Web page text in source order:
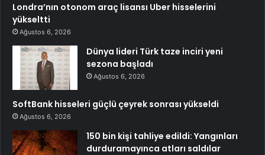
Londra’nın otonom araç lisansı Uber hisselerini
yükseltti
Ağustos 6, 2026
Dünya lideri Türk taze inciri yeni
sezona başladı
Ağustos 6, 2026
SoftBank hisseleri güçlü çeyrek sonrası yükseldi
Ağustos 6, 2026
150 bin kişi tahliye edildi: Yangınları
durduramayınca atları saldılar